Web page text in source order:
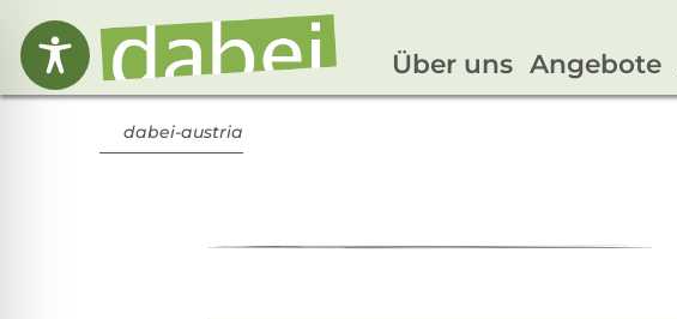
Über uns Angebote
dabei-austria